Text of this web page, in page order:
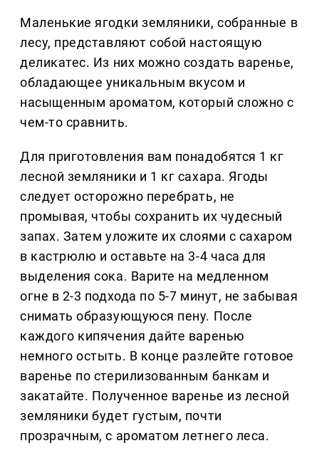
Маленькие ягодки земляники, собранные в
лесу, представляют собой настоящую
деликатес. Из них можно создать варенье,
обладающее уникальным вкусом и
насыщенным ароматом, который сложно с
чем-то сравнить.
Для приготовления вам понадобятся 1 кг
лесной земляники и 1 кг сахара. Ягоды
следует осторожно перебрать, не
промывая, чтобы сохранить их чудесный
запах. Затем уложите их слоями с сахаром
в кастрюлю и оставьте на 3-4 часа для
выделения сока. Варите на медленном
огне в 2-3 подхода по 5-7 минут, не забывая
снимать образующуюся пену. После
каждого кипячения дайте варенью
немного остыть. В конце разлейте готовое
варенье по стерилизованным банкам и
закатайте. Полученное варенье из лесной
земляники будет густым, почти
прозрачным, с ароматом летнего леса.